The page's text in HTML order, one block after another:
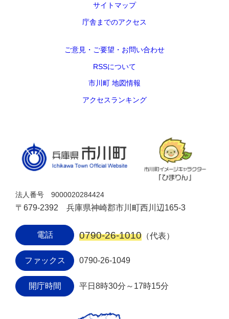
サイトマップ
庁舎までのアクセス
ご意見・ご要望・お問い合わせ
RSSについて
市川町 地図情報
アクセスランキング
法人番号 9000020284424
〒679-2392 兵庫県神崎郡市川町西川辺165-3
電話 0790-26-1010 （代表）
ファックス 0790-26-1049
開庁時間 平日8時30分～17時15分